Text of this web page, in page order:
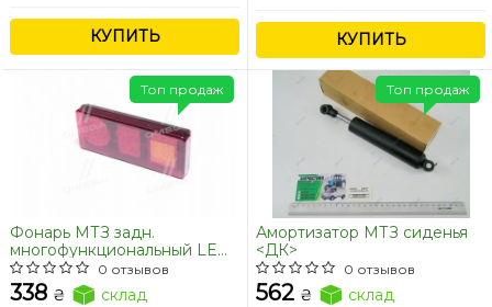
КУПИТЬ КУПИТЬ
Фонарь МТЗ задн.
многофункциональный LED
<ДК>
0 отзывов
338 ₴ склад
Топ продаж
Амортизатор МТЗ сиденья
<ДК>
0 отзывов
562 ₴ склад
Топ продаж